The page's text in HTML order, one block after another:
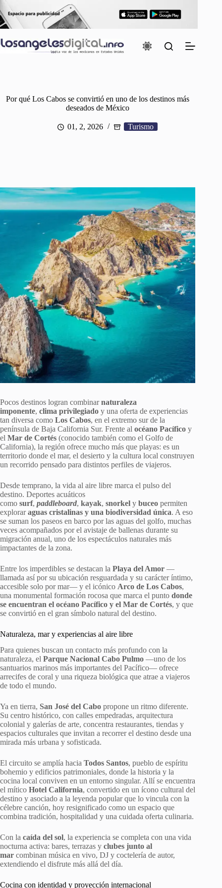
al
contenido
Por qué Los Cabos se convirtió en uno de los destinos más
deseados de México
01, 2, 2026 Turismo
Pocos destinos logran combinarnaturaleza
imponente, clima privilegiado y una oferta de experiencias
tan diversa como Los Cabos, en el extremo sur de la
península de Baja California Sur. Frente al océano Pacífico y
el Mar de Cortés (conocido también como el Golfo de
California), la región ofrece mucho más que playas: es un
territorio donde el mar, el desierto y la cultura local construyen
un recorrido pensado para distintos perfiles de viajeros.
Desde temprano, la vida al aire libre marca el pulso del
destino. Deportes acuáticos
como surf, paddleboard, kayak, snorkel y buceo permiten
exploraraguas cristalinas y una biodiversidad única. A eso
se suman los paseos en barco por las aguas del golfo, muchas
veces acompañados por el avistaje de ballenas durante su
migración anual, uno de los espectáculos naturales más
impactantes de la zona.
Entre los imperdibles se destacan la Playa del Amor —
llamada así por su ubicación resguardada y su carácter íntimo,
accesible solo por mar— y el icónico Arco de Los Cabos,
una monumental formación rocosa que marca el punto donde
se encuentran el océano Pacífico y el Mar de Cortés, y que
se convirtió en el gran símbolo natural del destino.
Naturaleza, mar y experiencias al aire libre
Para quienes buscan un contacto más profundo con la
naturaleza, el Parque Nacional Cabo Pulmo —uno de los
santuarios marinos más importantes del Pacífico— ofrece
arrecifes de coral y una riqueza biológica que atrae a viajeros
de todo el mundo.
Ya en tierra, San José del Cabo propone un ritmo diferente.
Su centro histórico, con calles empedradas, arquitectura
colonial y galerías de arte, concentra restaurantes, tiendas y
espacios culturales que invitan a recorrer el destino desde una
mirada más urbana y sofisticada.
El circuito se amplía hacia Todos Santos, pueblo de espíritu
bohemio y edificios patrimoniales, donde la historia y la
cocina local conviven en un entorno singular. Allí se encuentra
el mítico Hotel California, convertido en un ícono cultural del
destino y asociado a la leyenda popular que lo vincula con la
célebre canción, hoy resignificado como un espacio que
combina tradición, hospitalidad y una cuidada oferta culinaria.
Con la caída del sol, la experiencia se completa con una vida
nocturna activa: bares, terrazas y clubes junto al
mar combinan música en vivo, DJ y coctelería de autor,
extendiendo el disfrute más allá del día.
Cocina con identidad y proyección internacional